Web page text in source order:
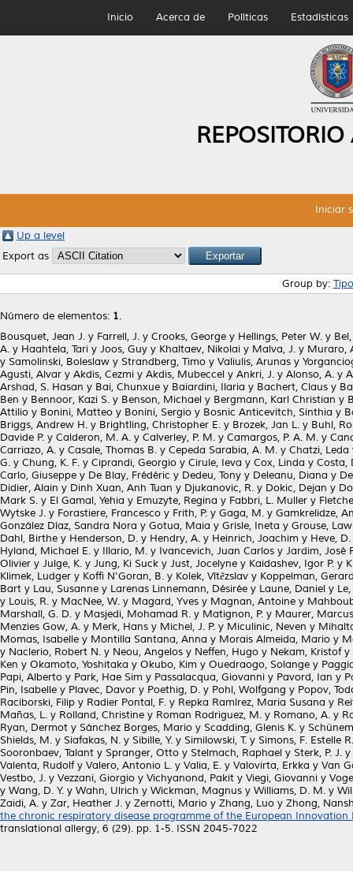
Inicio Acerca de Políticas Estadísticas
Iniciar
Up a level
Export as
Group by:
Número de elementos: 1.
Bousquet, Jean J. y Farrell, J. y Crooks, George y Hellings, Peter W. y
A. y Haahtela, Tari y Joos, Guy y Khaltaev, Nikolai y Malva, J. y Muraro,
y Samolinski, Boleslaw y Strandberg, Timo y Valiulis, Arunas y
Agusti, Alvar y Akdis, Cezmi y Akdis, Mubeccel y Ankri, J. y Alonso, A. y
Arshad, S. Hasan y Bai, Chunxue y Baiardini, Ilaria y Bachert, Claus y
Ben y Bennoor, Kazi S. y Benson, Michael y Bergmann, Karl Christian y
Attilio y Bonini, Matteo y Bonini, Sergio y Bosnic Anticevitch, Sinthia y
Briggs, Andrew H. y Brightling, Christopher E. y Brozek, Jan L. y Buhl,
Davide P. y Calderon, M. A. y Calverley, P. M. y Camargos, P. A. M. y
Carriazo, A. y Casale, Thomas B. y Cepeda Sarabia, A. M. y Chatzi, Leda
G. y Chung, K. F. y Ciprandi, Georgio y Cirule, Ieva y Cox, Linda y Costa,
Carlo, Giuseppe y De Blay, Frédéric y Dedeu, Tony y Deleanu, Diana y
Didier, Alain y Dinh Xuan, Anh Tuan y Djukanovic, R. y Dokic, Dejan y
Mark S. y El Gamal, Yehia y Emuzyte, Regina y Fabbri, L. Muller y
Wytske J. y Forastiere, Francesco y Frith, P. y Gaga, M. y Gamkrelidze,
González Díaz, Sandra Nora y Gotua, Maia y Grisle, Ineta y Grouse,
Dahl, Birthe y Henderson, D. y Hendry, A. y Heinrich, Joachim y Heve, D.
Hyland, Michael E. y Illario, M. y Ivancevich, Juan Carlos y Jardim, José
Olivier y Julge, K. y Jung, Ki Suck y Just, Jocelyne y Kaidashev, Igor P. y
Klimek, Ludger y Koffi N'Goran, B. y Kolek, Vítězslav y Koppelman,
Bart y Lau, Susanne y Larenas Linnemann, Désirée y Laune, Daniel y Le,
y Louis, R. y MacNee, W. y Magard, Yves y Magnan, Antoine y
Marshall, G. D. y Masjedi, Mohamad R. y Matignon, P. y Maurer, Marcus
Menzies Gow, A. y Merk, Hans y Michel, J. P. y Miculinic, Neven y
Momas, Isabelle y Montilla Santana, Anna y Morais Almeida, Mario y
y Naclerio, Robert N. y Neou, Angelos y Neffen, Hugo y Nekam, Kristofy
Ken y Okamoto, Yoshitaka y Okubo, Kim y Ouedraogo, Solange y
Papi, Alberto y Park, Hae Sim y Passalacqua, Giovanni y Pavord, Ian y
Pin, Isabelle y Plavec, Davor y Poethig, D. y Pohl, Wolfgang y Popov,
Raciborski, Filip y Radier Pontal, F. y Repka Ramírez, Maria Susana y
Mañas, L. y Rolland, Christine y Roman Rodriguez, M. y Romano, A. y
Ryan, Dermot y Sánchez Borges, Mario y Scadding, Glenis K. y
Shields, M. y Siafakas, N. y Sibille, Y. y Similowski, T. y Simons, F. Estelle R.
Sooronbaev, Talant y Spranger, Otto y Stelmach, Raphael y Sterk, P. J. y
Valenta, Rudolfy Valero, Antonio L. y Valia, E. y Valovirta, Erkka y Van
Vestbo, J. y Vezzani, Giorgio y Vichyanond, Pakit y Viegi, Giovanni y
y Wang, D. Y. y Wahn, Ulrich y Wickman, Magnus y Williams, D. M. y
Zaidi, A. y Zar, Heather J. y Zernotti, Mario y Zhang, Luo y Zhong,
the chronic respiratory disease programme of the European
translational allergy, 6 (29). pp. 1-5. ISSN 2045-7022